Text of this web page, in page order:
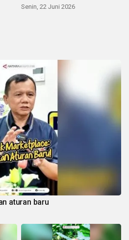
Senin, 22 Juni 2026
aturan baru